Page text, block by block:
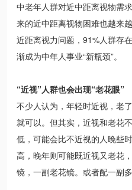
中老年人群对近中距离视物需
来的近中距离视物困难也越来
近距离视力问题，91%人群存
渐成为中年人事业“新瓶颈”。
“近视”人群也会出现“老花眼”
不少人认为，年轻时近视，老
就可以。但其实，近视和老花
低，可能会比不近视的人晚些
高，晚年则可能既近视又老花
镜，一副老花镜。或者配一副多